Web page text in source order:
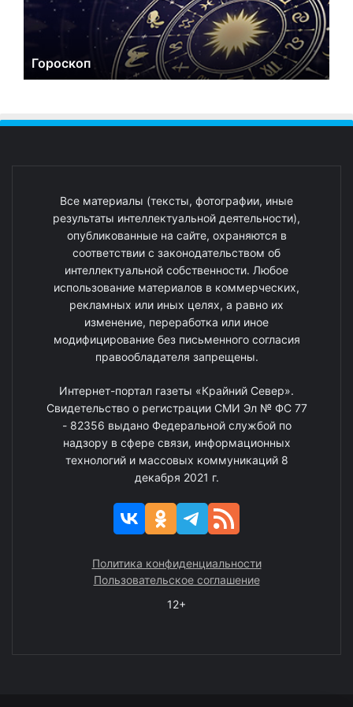
Гороскоп
Все материалы (тексты, фотографии, иные
результаты интеллектуальной деятельности),
опубликованные на сайте, охраняются в
соответствии с законодательством об
интеллектуальной собственности. Любое
использование материалов в коммерческих,
рекламных или иных целях, а равно их
изменение, переработка или иное
модифицирование без письменного согласия
правообладателя запрещены.
Интернет-портал газеты «Крайний Север».
Свидетельство о регистрации СМИ Эл № ФС 77
- 82356 выдано Федеральной службой по
надзору в сфере связи, информационных
технологий и массовых коммуникаций 8
декабря 2021 г.
Политика конфиденциальности
Пользовательское соглашение
12+